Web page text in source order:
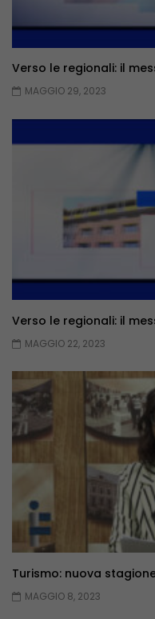
Verso le regionali: il
MAGGIO 29, 2023
Verso le regionali: il
MAGGIO 22, 2023
Turismo: nuova
MAGGIO 8, 2023